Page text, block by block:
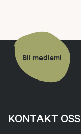
Bli medlem!
KONTAKT OSS